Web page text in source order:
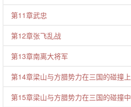
第11章武忠
第12章张飞乱战
第13章南离大将军
第14章梁山与方腊势力在三国的碰撞上
第15章梁山与方腊势力在三国的碰撞中